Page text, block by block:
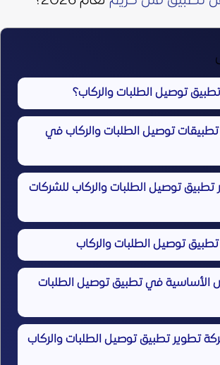
توصيل الطلبات والركاب؟
توصيل الطلبات والركاب في
تطبيق توصيل الطلبات والركاب للشركات
توصيل الطلبات والركاب
الأساسية في تطبيق توصيل الطلبات
تطوير تطبيق توصيل الطلبات والركاب